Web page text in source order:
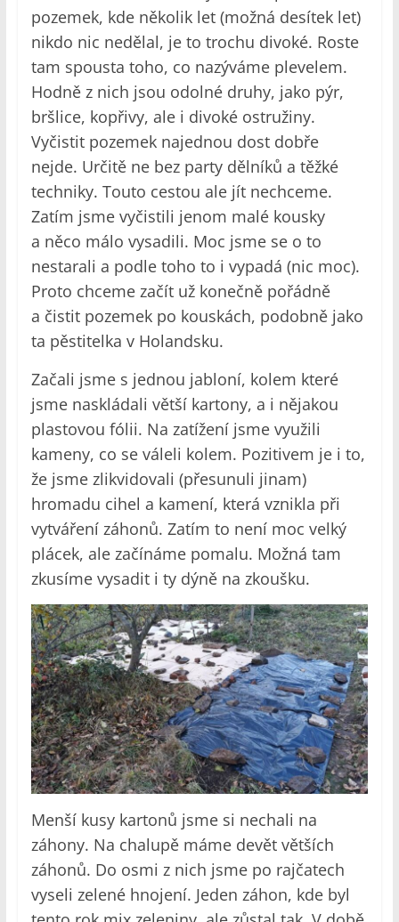
pozemek, kde několik let (možná desítek let)
nikdo nic nedělal, je to trochu divoké. Roste
tam spousta toho, co nazýváme plevelem.
Hodně z nich jsou odolné druhy, jako pýr,
bršlice, kopřivy, ale i divoké ostružiny.
Vyčistit pozemek najednou dost dobře
nejde. Určitě ne bez party dělníků a těžké
techniky. Touto cestou ale jít nechceme.
Zatím jsme vyčistili jenom malé kousky
a něco málo vysadili. Moc jsme se o to
nestarali a podle toho to i vypadá (nic moc).
Proto chceme začít už konečně pořádně
a čistit pozemek po kouskách, podobně jako
ta pěstitelka v Holandsku.
Začali jsme s jednou jabloní, kolem které
jsme naskládali větší kartony, a i nějakou
plastovou fólii. Na zatížení jsme využili
kameny, co se váleli kolem. Pozitivem je i to,
že jsme zlikvidovali (přesunuli jinam)
hromadu cihel a kamení, která vznikla při
vytváření záhonů. Zatím to není moc velký
plácek, ale začínáme pomalu. Možná tam
zkusíme vysadit i ty dýně na zkoušku.
Menší kusy kartonů jsme si nechali na
záhony. Na chalupě máme devět větších
záhonů. Do osmi z nich jsme po rajčatech
vyseli zelené hnojení. Jeden záhon, kde byl